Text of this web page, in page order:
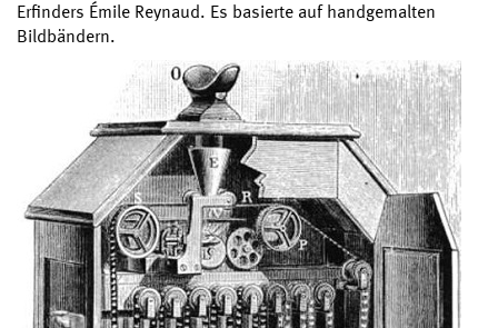
Erfinders Émile Reynaud. Es basierte auf handgemalten
Bildbändern.